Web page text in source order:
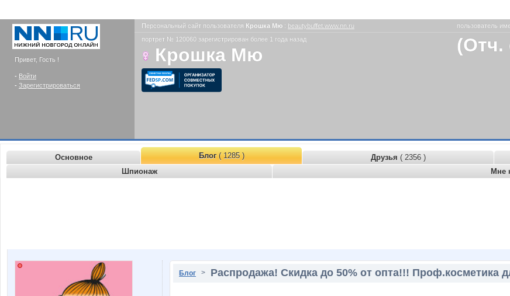
Привет, Гость !
- Войти
- Зарегистрироваться
Персональный сайт пользователя Крошка Мю : beautybuffet.www.nn.ru пользователь
портрет № 120060 зарегистрирован более 1 года назад
Крошка Мю (Отч.
Основное Блог( 1285 ) Друзья ( 2356 )
Шпионаж
Мне
Блог > Распродажа! Скидка до 50% от опта!!! Проф.косметика